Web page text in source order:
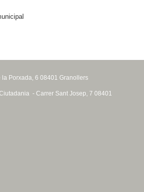
Porxada, 6 08401 Granollers
- Carrer Sant Josep, 7 08401